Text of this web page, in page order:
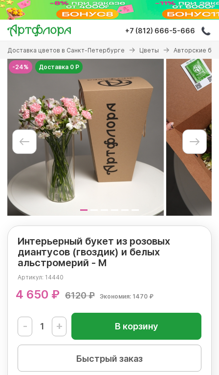
Перейти
основному
содержанию
+7 (812) 666-5-666
Вы
здесь
Доставка цветов в Санкт-Петербурге Цветы Авторские
-24% Доставка 0 Р
Интерьерный букет из розовых
диантусов (гвоздик) и белых
альстромерий - М
Артикул: 14440
4 650 ₽ 6120 ₽ Экономия: 1470 ₽
- + В корзину
Быстрый заказ